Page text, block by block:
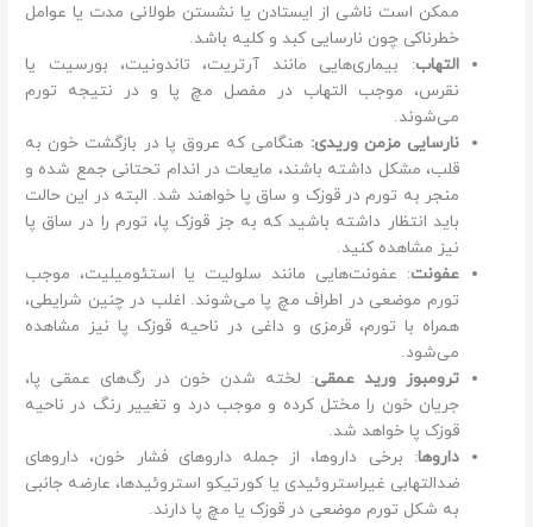
ممکن است ناشی از ایستادن یا نشستن طولانی مدت یا عوامل
خطرناکی چون نارسایی کبد و کلیه باشد.
التهاب: بیماری‌هایی مانند آرتریت، تاندونیت، بورسیت یا
نقرس، موجب التهاب در مفصل مچ پا و در نتیجه تورم
می‌شوند.
نارسایی مزمن وریدی: هنگامی که عروق پا در بازگشت خون به
قلب، مشکل داشته باشند، مایعات در اندام تحتانی جمع شده و
منجر به تورم در قوزک و ساق پا خواهند شد. البته در این حالت
باید انتظار داشته باشید که به جز قوزک پا، تورم را در ساق پا
نیز مشاهده کنید.
عفونت: عفونت‌هایی مانند سلولیت یا استئومیلیت، موجب
تورم موضعی در اطراف مچ پا می‌شوند. اغلب در چنین شرایطی،
همراه با تورم، قرمزی و داغی در ناحیه قوزک پا نیز مشاهده
می‌شود.
ترومبوز ورید عمقی: لخته شدن خون در رگ‌های عمقی پا،
جریان خون را مختل کرده و موجب درد و تغییر رنگ در ناحیه
قوزک پا خواهد شد.
داروها: برخی داروها، از جمله داروهای فشار خون، داروهای
ضدالتهابی غیراستروئیدی یا کورتیکو استروئید‌ها، عارضه جانبی
به شکل تورم موضعی در قوزک یا مچ پا دارند.